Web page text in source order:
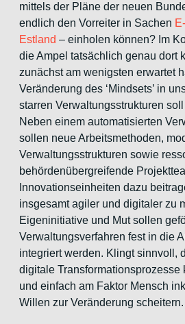
mittels der Pläne der neuen
endlich den Vorreiter in Sachen
Estland – einholen können? Im
die Ampel tatsächlich genau dort
zunächst am wenigsten erwartet
Veränderung des ‘Mindsets’ in
starren Verwaltungsstrukturen
Neben einem automatisierten
sollen neue Arbeitsmethoden,
Verwaltungsstrukturen sowie
behördenübergreifende
Innovationseinheiten dazu
insgesamt agiler und digitaler zu
Eigeninitiative und Mut sollen
Verwaltungsverfahren fest in die
integriert werden. Klingt sinnvoll,
digitale Transformationsprozesse
und einfach am Faktor Mensch
Willen zur Veränderung scheitern.